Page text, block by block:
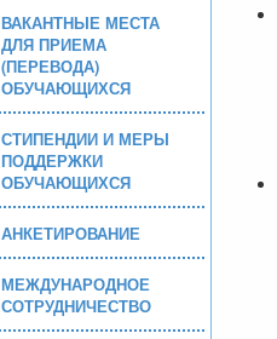
ВАКАНТНЫЕ МЕСТА
ДЛЯ ПРИЕМА
(ПЕРЕВОДА)
ОБУЧАЮЩИХСЯ
СТИПЕНДИИ И МЕРЫ
ПОДДЕРЖКИ
ОБУЧАЮЩИХСЯ
АНКЕТИРОВАНИЕ
МЕЖДУНАРОДНОЕ
СОТРУДНИЧЕСТВО